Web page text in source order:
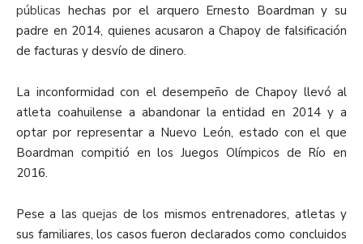
públicas hechas por el arquero Ernesto Boardman y su
padre en 2014, quienes acusaron a Chapoy de falsificación
de facturas y desvío de dinero.
La inconformidad con el desempeño de Chapoy llevó al
atleta coahuilense a abandonar la entidad en 2014 y a
optar por representar a Nuevo León, estado con el que
Boardman compitió en los Juegos Olímpicos de Río en
2016.
Pese a lasquejas de los mismos entrenadores, atletas y
sus familiares, los casos fueron declarados como concluidos